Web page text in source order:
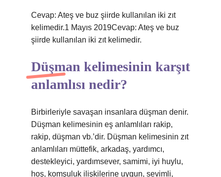
Cevap: Ateş ve buz şiirde kullanılan iki zıt
kelimedir.1 Mayıs 2019Cevap: Ateş ve buz
şiirde kullanılan iki zıt kelimedir.
Düşman kelimesinin karşıt
anlamlısı nedir?
Birbirleriyle savaşan insanlara düşman denir.
Düşman kelimesinin eş anlamlıları rakip,
rakip, düşman vb.’dir. Düşman kelimesinin zıt
anlamlıları müttefik, arkadaş, yardımcı,
destekleyici, yardımsever, samimi, iyi huylu,
hoş, komşuluk ilişkilerine uygun, sevimli,